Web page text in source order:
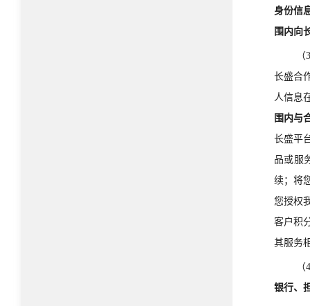
身份信
围内向
长盛合
人信息
围内与
长盛平
品或服
续；将
您授权
客户积
其服务
银行、